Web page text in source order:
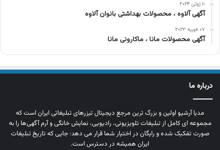
۱۱ ژوئن ۲۰۲۴
آگهی آلاوه ، محصولات بهداشتی بانوان آلاوه
۰۷ فوریه ۲۰۲۳
آگهی محصولات مانا ، ماکارونی مانا
درباره ما
مدیا آرشیو اولین و بزرگ‌ ترین مرجع دیجیتال تیزرهای تبلیغاتی ایران است که
مجموعه‌ ای کامل از تبلیغات تلویزیونی، رادیویی، نمایش خانگی و آرم‌ آگهی‌ها را به‌
صورت تفکیک‌ شده و رایگان در اختیار شما قرار می‌ دهد؛ جایی که تاریخ تبلیغات
ایران همیشه در دسترس است.